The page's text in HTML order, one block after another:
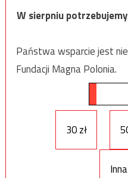
W sierpniu
Państwa wsparcie jest
Fundacji Magna Polonia.
30 zł